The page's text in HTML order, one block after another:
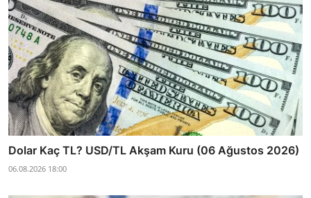
Dolar Kaç TL? USD/TL Akşam Kuru (06 Ağustos 2026)
06.08.2026 18:00